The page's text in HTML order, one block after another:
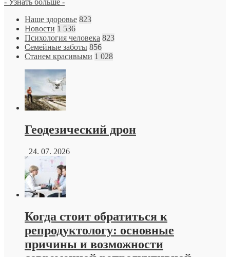
- Узнать больше -
Наше здоровье 823
Новости 1 536
Психология человека 823
Семейные заботы 856
Станем красивыми 1 028
Геодезический дрон
24. 07. 2026
Когда стоит обратиться к
репродуктологу: основные
причины и возможности